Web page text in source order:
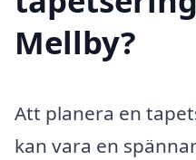
Mellby?
Att planera en
kan vara en